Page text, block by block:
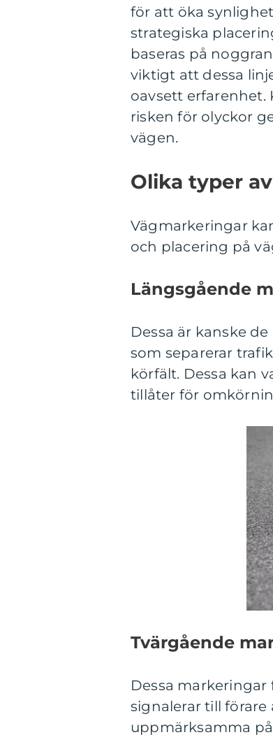
för att öka
strategiska
baseras på
viktigt att dessa
oavsett erfarenhet.
risken för olyckor
vägen.
Olika typer
Vägmarkeringar
och placering på
Längsgående
Dessa är kanske
som separerar
körfält. Dessa kan
tillåter för
Tvärgående
Dessa
signalerar till förare
uppmärksamma